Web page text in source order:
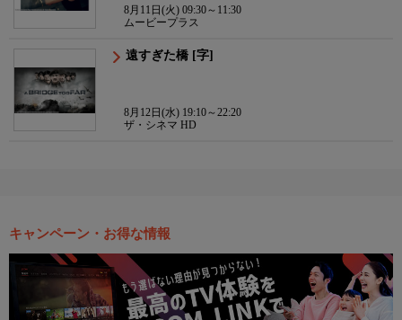
8月11日(火) 09:30～11:30
ムービープラス
遠すぎた橋 [字]
8月12日(水) 19:10～22:20
ザ・シネマ HD
キャンペーン・お得な情報